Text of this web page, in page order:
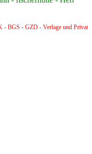
- BGS - GZD - Verlage und Privat